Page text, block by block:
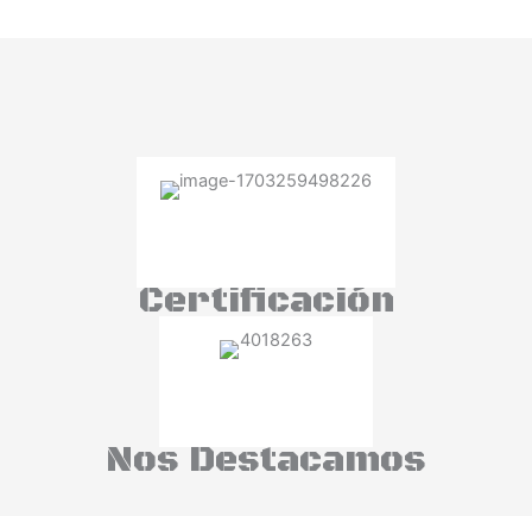
Certificación
Nos Destacamos